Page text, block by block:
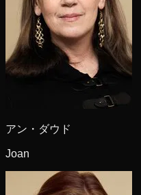
アン・ダウド
Joan